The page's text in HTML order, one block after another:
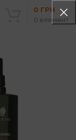
0 елемент
0 ГРН